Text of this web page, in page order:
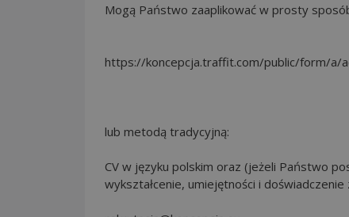
Mogą Państwo zaaplikować w prosty
https://koncepcja.traffit.com/public/form/
lub metodą tradycyjną:
CV w języku polskim oraz (jeżeli Państwo
wykształcenie, umiejętności i